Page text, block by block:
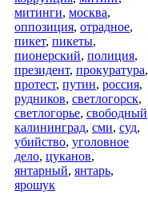
митинги, москва,
оппозиция, отрадное,
пикет, пикеты,
пионерский, полиция,
президент, прокуратура,
протест, путин, россия,
рудников, светлогорск,
светлогорье, свободный
калининград, сми, суд,
убийство, уголовное
дело, цуканов,
янтарный, янтарь,
ярошук